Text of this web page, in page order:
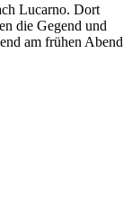
Lucarno. Dort
die Gegend und
am frühen Abend